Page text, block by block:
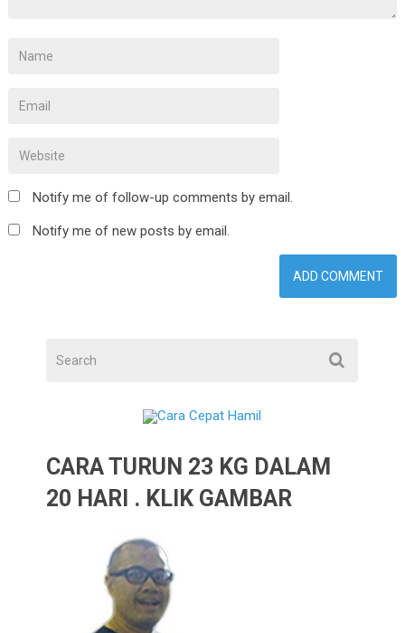
Notify me of follow-up comments by email.
Notify me of new posts by email.
CARA TURUN 23 KG DALAM
20 HARI . KLIK GAMBAR